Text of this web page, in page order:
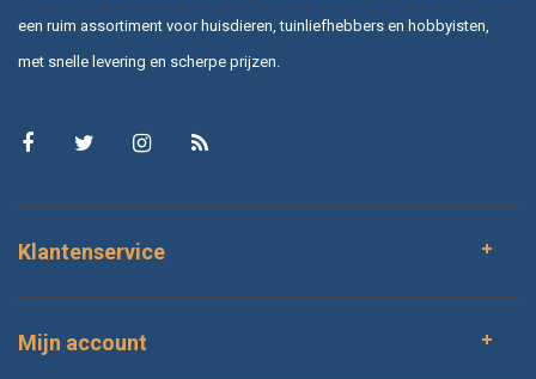
een ruim assortiment voor huisdieren, tuinliefhebbers en hobbyisten,
met snelle levering en scherpe prijzen.
Klantenservice
Mijn account